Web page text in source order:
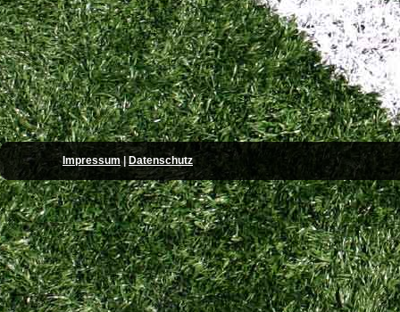
Impressum| Datenschutz